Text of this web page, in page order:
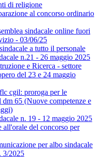
di religione
al concorso ordinario
sindacale online fuori
- 03/06/25
a tutto il personale
n.21 - 26 maggio 2025
e Ricerca - settore
del 23 e 24 maggio
cgil: proroga per le
dm 65 (Nuove competenze e
n. 19 - 12 maggio 2025
all'orale del concorso per
per albo sindacale
3/2025